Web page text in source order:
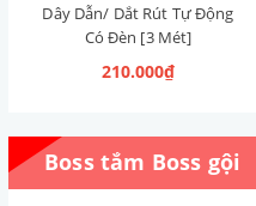
Dây Dẫn/ Dắt Rút Tự Động
Có Đèn [3 Mét]
210.000₫
Boss tắm Boss gội